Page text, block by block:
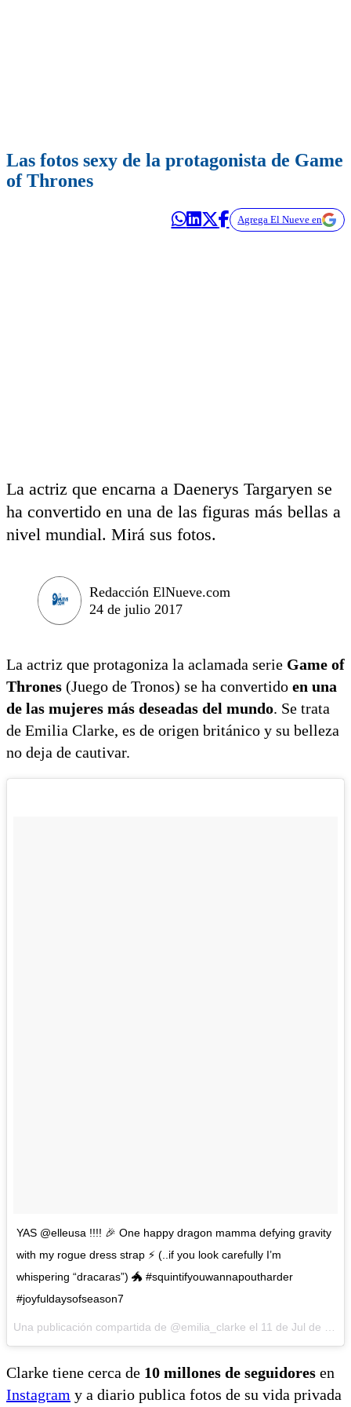
Las fotos sexy de la protagonista de Game
of Thrones
Agrega El Nueve en
La actriz que encarna a Daenerys Targaryen se
ha convertido en una de las figuras más bellas a
nivel mundial. Mirá sus fotos.
Redacción ElNueve.com
24 de julio 2017
La actriz que protagoniza la aclamada serie Game of
Thrones (Juego de Tronos) se ha convertido en una
de las mujeres más deseadas del mundo. Se trata
de Emilia Clarke, es de origen británico y su belleza
no deja de cautivar.
YAS @elleusa !!!! 🎉 One happy dragon mamma defying gravity
with my rogue dress strap ⚡️ (..if you look carefully I’m
whispering “dracaras”) 🐲 #squintifyouwannapoutharder
#joyfuldaysofseason7
Una publicación compartida de @emilia_clarke el 11 de Jul de 2017 a la(s) 8:30 PDT
Clarke tiene cerca de 10 millones de seguidores en
Instagram y a diario publica fotos de su vida privada